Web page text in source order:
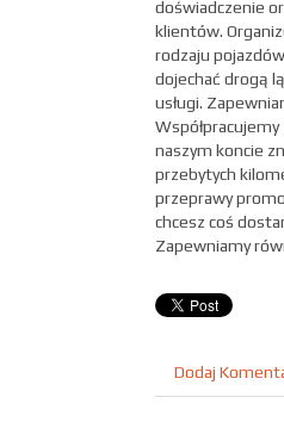
doświadczenie
klientów.
rodzaju
dojechać drogą
usługi.
naszym koncie
przebytych
przeprawy
chcesz coś
Zapewniamy
Dodaj